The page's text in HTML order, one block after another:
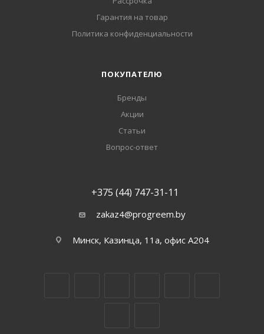
Гарантия на товар
Политика конфиденциальности
ПОКУПАТЕЛЮ
Бренды
Акции
Статьи
Вопрос-ответ
+375 (44) 747-31-11
zakaz4@progreem.by
Минск, Казинца, 11а, офис А204